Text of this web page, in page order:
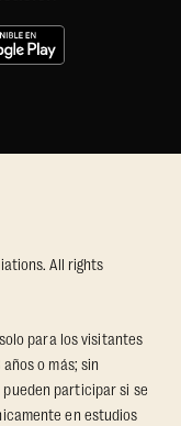
All rights
para los visitantes
o más; sin
pueden participar si se
en estudios